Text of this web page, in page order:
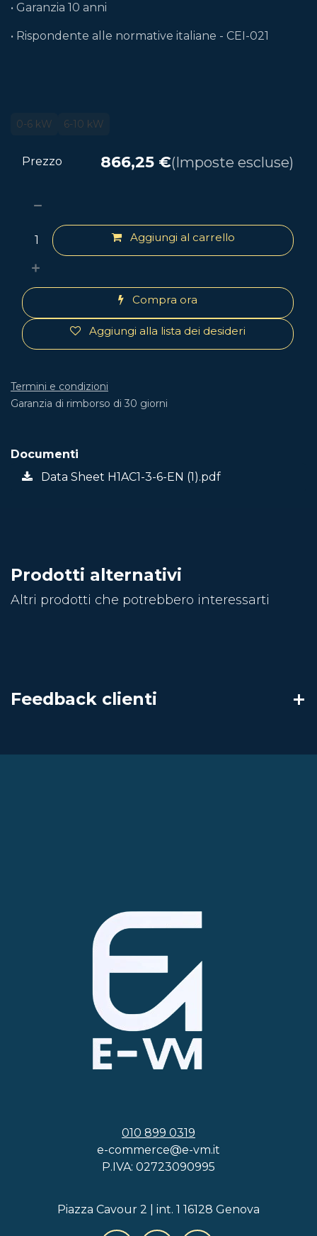
• Garanzia 10 anni
• Rispondente alle normative italiane - CEI-021
0-6 kW 6-10 kW
Aggiungi al carrello
Compra ora
Aggiungi alla lista dei desideri
Prezzo 866,25 €(Imposte escluse)
Termini e condizioni
Garanzia di rimborso di 30 giorni
Documenti
Data Sheet H1AC1-3-6-EN (1).pdf
Prodotti alternativi
Altri prodotti che potrebbero interessarti
Feedback clienti
010 899 0319
e-commerce@e-vm.it
P.IVA: 02723090995
Piazza Cavour 2 | int. 1 16128 Genova